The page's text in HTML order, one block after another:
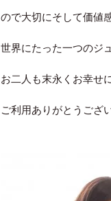
ので大切にそして価値
世界にたった一つのジ
お二人も末永くお幸せ
ご利用ありがとうござ